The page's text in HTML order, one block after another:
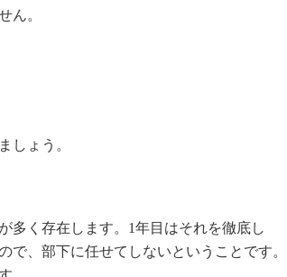
ん。
しょう。
く存在します。1年目はそれを徹底し
で、部下に任せてしないということです。